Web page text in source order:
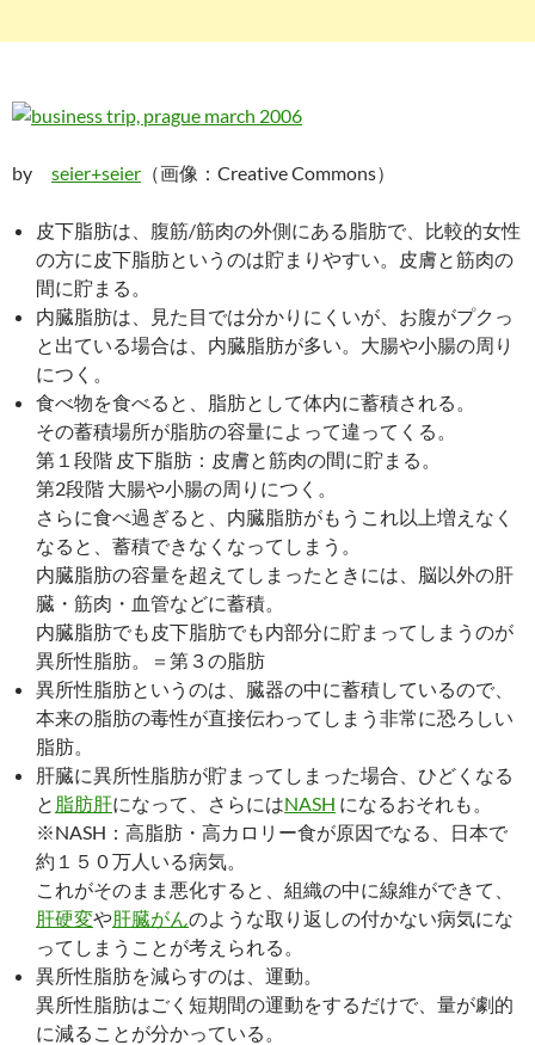
by seier+seier （画像：Creative Commons）
皮下脂肪は、腹筋/筋肉の外側にある脂肪で、比較的女性
の方に皮下脂肪というのは貯まりやすい。皮膚と筋肉の
間に貯まる。
内臓脂肪は、見た目では分かりにくいが、お腹がプクっ
と出ている場合は、内臓脂肪が多い。大腸や小腸の周り
につく。
食べ物を食べると、脂肪として体内に蓄積される。
その蓄積場所が脂肪の容量によって違ってくる。
第１段階 皮下脂肪：皮膚と筋肉の間に貯まる。
第2段階 大腸や小腸の周りにつく。
さらに食べ過ぎると、内臓脂肪がもうこれ以上増えなく
なると、蓄積できなくなってしまう。
内臓脂肪の容量を超えてしまったときには、脳以外の肝
臓・筋肉・血管などに蓄積。
内臓脂肪でも皮下脂肪でも内部分に貯まってしまうのが
異所性脂肪。＝第３の脂肪
異所性脂肪というのは、臓器の中に蓄積しているので、
本来の脂肪の毒性が直接伝わってしまう非常に恐ろしい
脂肪。
肝臓に異所性脂肪が貯まってしまった場合、ひどくなる
と 脂肪肝になって、さらにはNASH になるおそれも。
※NASH：高脂肪・高カロリー食が原因でなる、日本で
約１５０万人いる病気。
これがそのまま悪化すると、組織の中に線維ができて、
肝硬変や肝臓がんのような取り返しの付かない病気にな
ってしまうことが考えられる。
異所性脂肪を減らすのは、運動。
異所性脂肪はごく短期間の運動をするだけで、量が劇的
に減ることが分かっている。